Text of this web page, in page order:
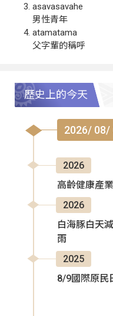
asavasavahe
男性青年
atamatama
父字輩的稱呼
歷史上的今天
2026/ 08/
2026
高齡健康產
2026
白海豚白天
雨
2025
8/9國際原民